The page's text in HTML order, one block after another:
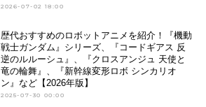
2026-07-02 18:00
歴代おすすめのロボットアニメを紹介！『機動
戦士ガンダム』シリーズ、『コードギアス 反
逆のルルーシュ』、『クロスアンジュ 天使と
竜の輪舞』、『新幹線変形ロボ シンカリオ
ン』など【2026年版】
2025-07-30 00:00